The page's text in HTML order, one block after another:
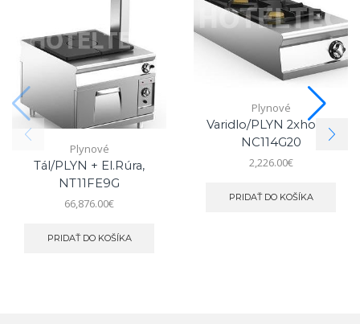
Plynové
Tál/PLYN + El.rúra,
NT11FE9G
66,876.00€
PRIDAŤ DO KOŠÍKA
Plynové
Varidlo/PLYN 2xhorák,
NC114G20
2,226.00€
PRIDAŤ DO KOŠÍKA